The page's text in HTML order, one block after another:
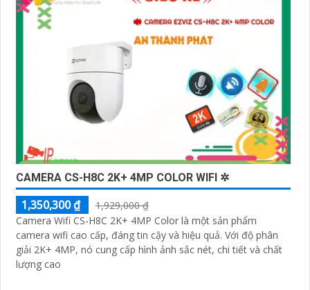
CAMERA CS-H8C 2K+ 4MP COLOR WIFI ✲
1,350,300 ₫
1,929,000 ₫
Camera Wifi CS-H8C 2K+ 4MP Color là một sản phẩm
camera wifi cao cấp, đáng tin cậy và hiệu quả. Với độ phân
giải 2K+ 4MP, nó cung cấp hình ảnh sắc nét, chi tiết và chất
lượng cao